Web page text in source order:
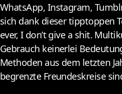
WhatsApp, Instagram,
sich dank dieser tipptoppen
ever, I don’t give a shit.
Gebrauch keinerlei
Methoden aus dem letzten
begrenzte Freundeskreise